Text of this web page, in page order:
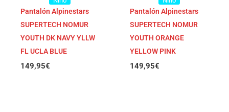
Pantalón Alpinestars
SUPERTECH NOMUR
YOUTH DK NAVY YLLW
FL UCLA BLUE
149,95€
Pantalón Alpinestars
SUPERTECH NOMUR
YOUTH ORANGE
YELLOW PINK
149,95€